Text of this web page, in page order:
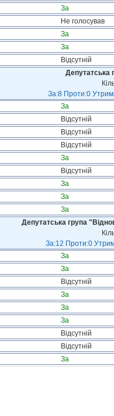
За
Не голосував
За
За
Відсутній
Депутатська
За:8 Проти:0
За
Відсутній
Відсутній
Відсутній
За
Відсутній
За
За
За
Депутатська група
За:12 Проти:0
За
За
Відсутній
За
За
За
Відсутній
Відсутній
За